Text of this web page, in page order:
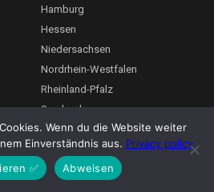
Hamburg
Hessen
Niedersachsen
Nordrhein-Westfalen
Rheinland-Pfalz
Saarland
Bremen
Bayern
Baden-Württemberg
Wenn du die Website weiter
Einverständnis aus. Privacy policy
✅
Abweisen
Deutsch